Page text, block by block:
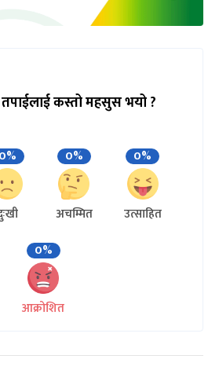
कस्तो महसुस भयो ?
0% 0%
अचम्मित
0%
उत्साहित
0%
आक्रोशित